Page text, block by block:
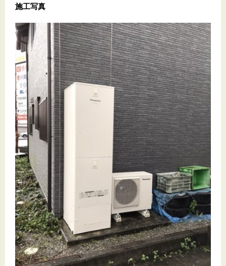
施工写真